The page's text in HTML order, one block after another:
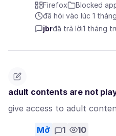
Firefox
Blocked
đã hỏi vào lúc 1
jbrđã trả lời1 tháng
adult contents are not
give access to adult
Mở 1 10